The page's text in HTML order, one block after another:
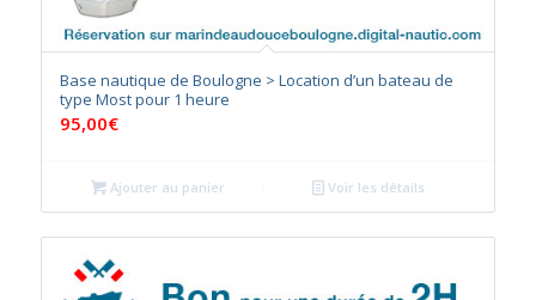
Base nautique de Boulogne > Location d’un bateau de
type Most pour 1 heure
95,00€
Ajouter au panier Voir les détails